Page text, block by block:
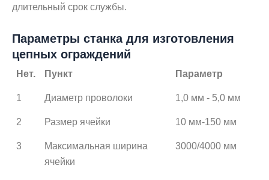
длительный срок службы.
Параметры станка для изготовления
цепных ограждений
Нет. Пункт Параметр
1 Диаметр проволоки 1,0 мм - 5,0 мм
2 Размер ячейки 10 мм-150 мм
3
Максимальная ширина
ячейки
3000/4000 мм